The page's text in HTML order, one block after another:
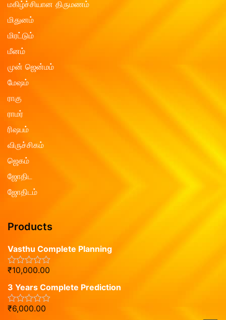
மகிழ்ச்சியான திருமணம்
மிதுனம்
மிரட்டும்
மீனம்
முன் ஜென்மம்
மேஷம்
ராகு
ராமர்
ரிஷபம்
விருச்சிகம்
ஜெகம்
ஜோதிட
ஜோதிடம்
Products
Vasthu Complete Planning
R
t
e
d
0
₹10,000.00
3 Years Complete Prediction
R
₹6,000.00